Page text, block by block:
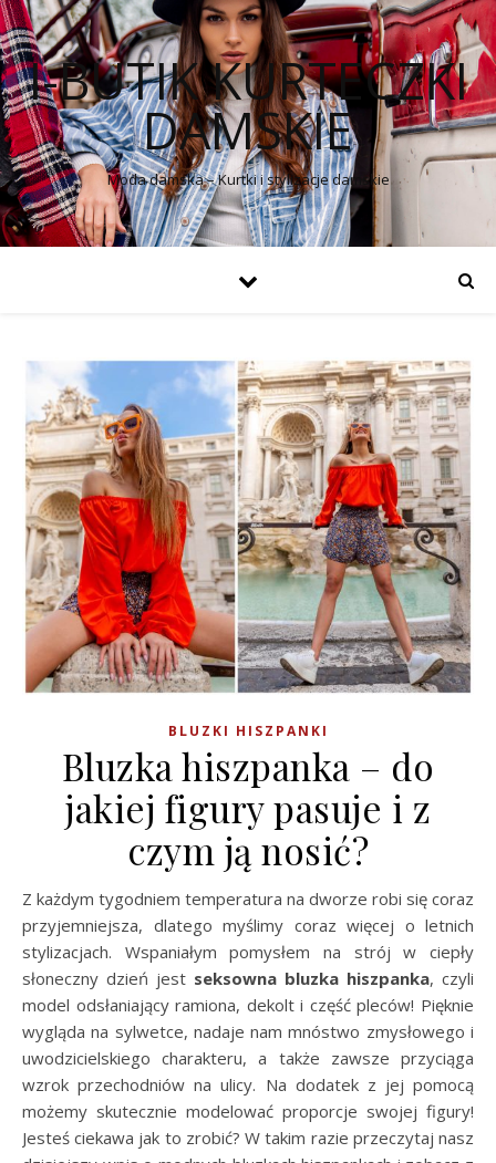
I-BUTIK KURTECZKI
DAMSKIE
Moda damska – Kurtki i stylizacje damskie
BLUZKI HISZPANKI
Bluzka hiszpanka – do
jakiej figury pasuje i z
czym ją nosić?
Z każdym tygodniem temperatura na dworze robi się coraz
przyjemniejsza, dlatego myślimy coraz więcej o letnich
stylizacjach. Wspaniałym pomysłem na strój w ciepły
słoneczny dzień jest seksowna bluzka hiszpanka, czyli
model odsłaniający ramiona, dekolt i część pleców! Pięknie
wygląda na sylwetce, nadaje nam mnóstwo zmysłowego i
uwodzicielskiego charakteru, a także zawsze przyciąga
wzrok przechodniów na ulicy. Na dodatek z jej pomocą
możemy skutecznie modelować proporcje swojej figury!
Jesteś ciekawa jak to zrobić? W takim razie przeczytaj nasz